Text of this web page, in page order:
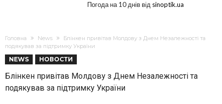
Погода на 10 днів від sinoptik.ua
Головна News
Блінкен привітав Молдову з Днем Незалежності та
подякував за підтримку України
NEWS НОВОСТИ
Блінкен привітав Молдову з Днем Незалежності та
подякував за підтримку України